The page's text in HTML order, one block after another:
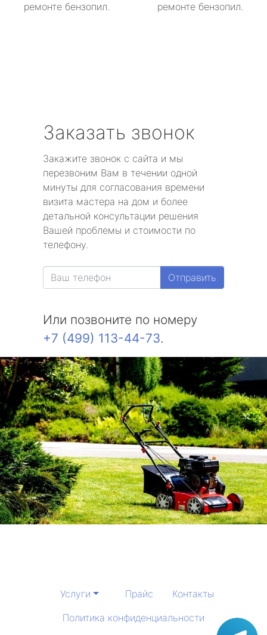
ремонте бензопил.
ремонте бензопил.
Заказать звонок
Закажите звонок с сайта и мы
перезвоним Вам в течении одной
минуты для согласования времени
визита мастера на дом и более
детальной консультации решения
Вашей проблемы и стоимости по
телефону.
Отправить
Или позвоните по номеру
+7 (499) 113-44-73.
Услуги Прайс
Контакты
Политика конфиденциальности